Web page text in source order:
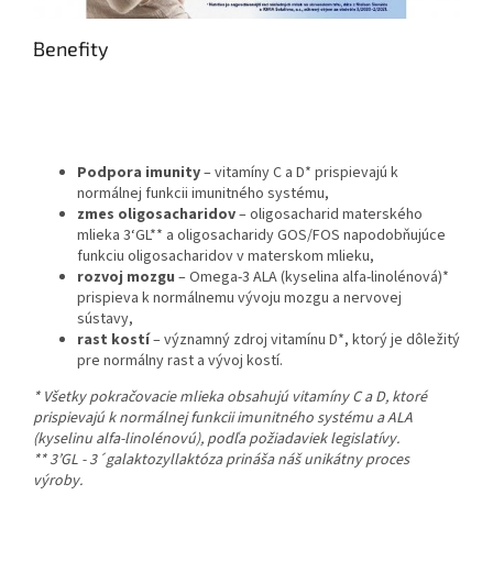
Benefity
Podpora imunity– vitamíny C a D* prispievajú k
normálnej funkcii imunitného systému,
zmes oligosacharidov– oligosacharid materského
mlieka 3‘GL** a oligosacharidy GOS/FOS napodobňujúce
funkciu oligosacharidov v materskom mlieku,
rozvoj mozgu – Omega-3 ALA (kyselina alfa-linolénová)*
prispieva k normálnemu vývoju mozgu a nervovej
sústavy,
rast kostí– významný zdroj vitamínu D*, ktorý je dôležitý
pre normálny rast a vývoj kostí.
* Všetky pokračovacie mlieka obsahujú vitamíny C a D, ktoré
prispievajú k normálnej funkcii imunitného systému a ALA
(kyselinu alfa-linolénovú), podľa požiadaviek legislatívy.
** 3’GL - 3´galaktozyllaktóza prináša náš unikátny proces
výroby.